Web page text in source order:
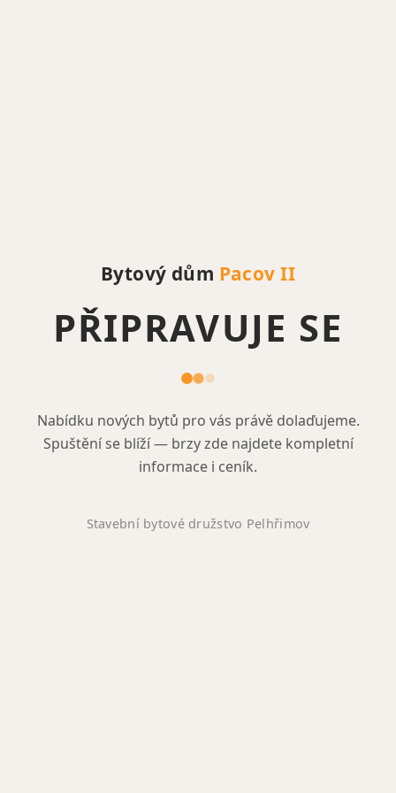
Bytový dům Pacov II
PŘIPRAVUJE SE
Nabídku nových bytů pro vás právě dolaďujeme.
Spuštění se blíží — brzy zde najdete kompletní
informace i ceník.
Stavební bytové družstvo Pelhřimov